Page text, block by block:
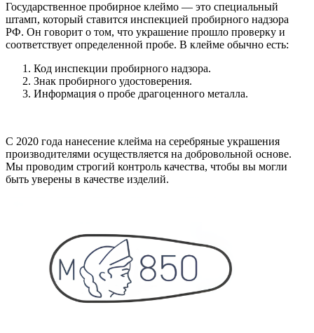
Государственное пробирное клеймо — это специальный
штамп, который ставится инспекцией пробирного надзора
РФ. Он говорит о том, что украшение прошло проверку и
соответствует определенной пробе. В клейме обычно есть:
Код инспекции пробирного надзора.
Знак пробирного удостоверения.
Информация о пробе драгоценного металла.
С 2020 года нанесение клейма на серебряные украшения
производителями осуществляется на добровольной основе.
Мы проводим строгий контроль качества, чтобы вы могли
быть уверены в качестве изделий.